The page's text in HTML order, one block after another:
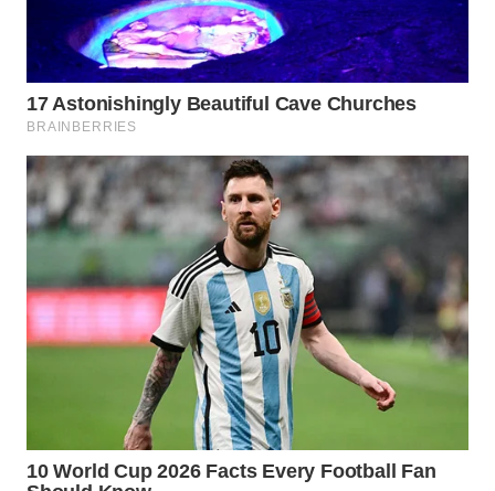
WAHANA
SELEB
WAHANA
PERSONA
WAHANA
OTOMOTIF
WAHANA
HEALTH
WAHANA
LAPAK
WAHANA